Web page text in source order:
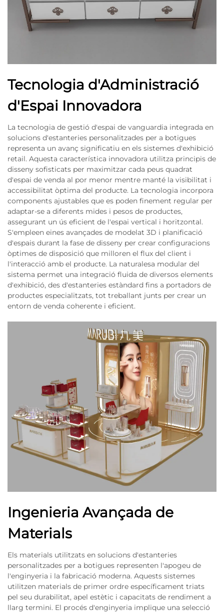
Tecnologia d'Administració
d'Espai Innovadora
La tecnologia de gestió d'espai de vanguardia integrada en
solucions d'estanteries personalitzades per a botigues
representa un avanç significatiu en els sistemes d'exhibició
retail. Aquesta característica innovadora utilitza principis de
disseny sofisticats per maximitzar cada peus quadrat
d'espai de venda al por menor mentre manté la visibilitat i
accessibilitat òptima del producte. La tecnologia incorpora
components ajustables que es poden finement regular per
adaptar-se a diferents mides i pesos de productes,
assegurant un ús eficient de l'espai vertical i horitzontal.
S'empleen eines avançades de modelat 3D i planificació
d'espais durant la fase de disseny per crear configuracions
òptimes de disposició que milloren el flux del client i
l'interacció amb el producte. La naturalesa modular del
sistema permet una integració fluida de diversos elements
d'exhibició, des d'estanteries estàndard fins a portadors de
productes especialitzats, tot treballant junts per crear un
entorn de venda coherente i eficient.
Ingenieria Avançada de
Materials
Els materials utilitzats en solucions d'estanteries
personalitzades per a botigues representen l'apogeu de
l'enginyeria i la fabricació moderna. Aquests sistemes
utilitzen materials de primer ordre específicament triats
pel seu durabilitat, apel estètic i capacitats de rendiment a
llarg termini. El procés d'enginyeria implique una selecció